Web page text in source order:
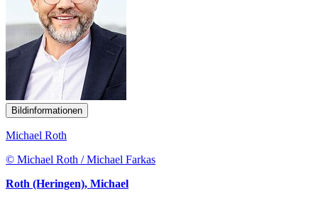
Bildinformationen
Michael Roth
© Michael Roth / Michael Farkas
Roth (Heringen), Michael